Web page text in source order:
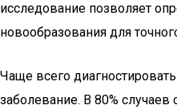
исследование позволяет
новообразования для
Чаще всего
заболевание. В 80% случаев